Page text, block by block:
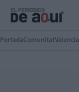
PortadaComunitatValencia